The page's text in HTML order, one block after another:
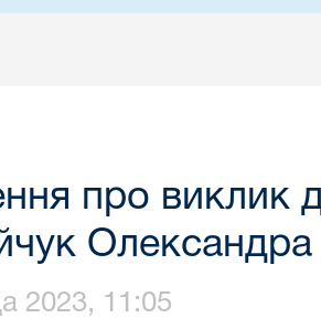
про виклик
2023, 11:05